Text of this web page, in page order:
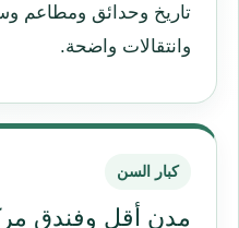
تاريخ وحدائق ومطاعم
وانتقالات واضحة.
كبار السن
مدن أقل وفندق